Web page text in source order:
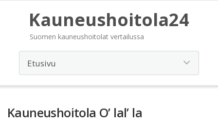
Kauneushoitola24
Suomen kauneushoitolat vertailussa
Kauneushoitola O’ lal’ la